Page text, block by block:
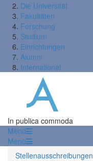
Die Universität
Fakultäten
Forschung
Studium
Einrichtungen
Alumni
International
In publica commoda
Menü
Menü
Stellenausschreibungen